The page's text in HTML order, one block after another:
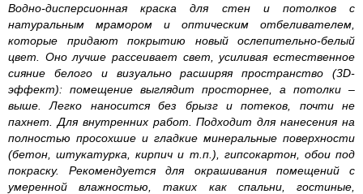
Водно-дисперсионная краска для стен и потолков с
натуральным мрамором и оптическим отбеливателем,
которые придают покрытию новый ослепительно-белый
цвет. Оно лучше рассеивает свет, усиливая естественное
сияние белого и визуально расширяя пространство (3D-
эффект): помещение выглядит просторнее, а потолки –
выше. Легко наносится без брызг и потеков, почти не
пахнет. Для внутренних работ. Подходит для нанесения на
полностью просохшие и гладкие минеральные поверхности
(бетон, штукатурка, кирпич и т.п.), гипсокартон, обои под
покраску. Рекомендуется для окрашивания помещений с
умеренной влажностью, таких как спальни, гостиные,